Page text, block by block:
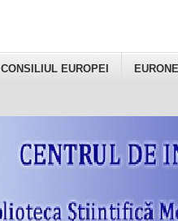
CONSILIUL EUROPEI